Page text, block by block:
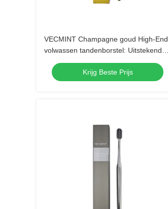
VECMINT Champagne goud High-End
volwassen tandenborstel: Uitstekend
ontwerp voor een superieure
mondhygiëne, perfect voor dagelijks
gebruik
Krijg Beste Prijs